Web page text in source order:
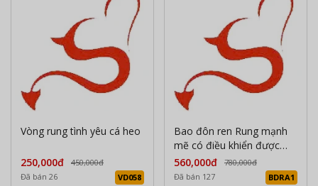
Vòng rung tình yêu cá heo
250,000đ
450,000đ
Đã bán 26
VD058
Bao đôn ren Rung mạnh
mẽ có điều khiển được
qua aap
560,000đ
780,000đ
Đã bán 127
BDRA1